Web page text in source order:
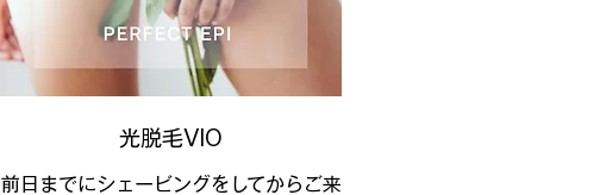
光脱毛VIO
前日までにシェービングをしてからご来